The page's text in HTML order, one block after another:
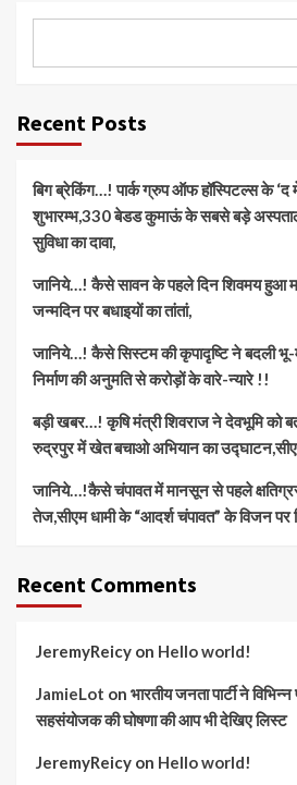
Recent Posts
बिग ब्रेकिंग…! पार्क ग्रुप ऑफ हॉस्पिटल्स के ‘द
शुभारम्भ,330 बेडड कुमाऊं के सबसे बड़े
सुविधा का दावा,
जानिये…! कैसे सावन के पहले दिन शिवमय हुआ
जन्मदिन पर बधाइयों का तांतां,
जानिये…! कैसे सिस्टम की कृपादृष्टि ने बदली भू-
निर्माण की अनुमति से करोड़ों के वारे-न्यारे !!
बड़ी खबर…! कृषि मंत्री शिवराज ने देवभूमि को
रुद्रपुर में खेत बचाओ अभियान का
जानिये…!कैसे चंपावत में मानसून से पहले
तेज,सीएम धामी के “आदर्श चंपावत” के विजन पर
Recent Comments
JeremyReicy on Hello world!
JamieLot on भारतीय जनता पार्टी ने
सहसंयोजक की घोषणा की आप भी देखिए लिस्ट
JeremyReicy on Hello world!